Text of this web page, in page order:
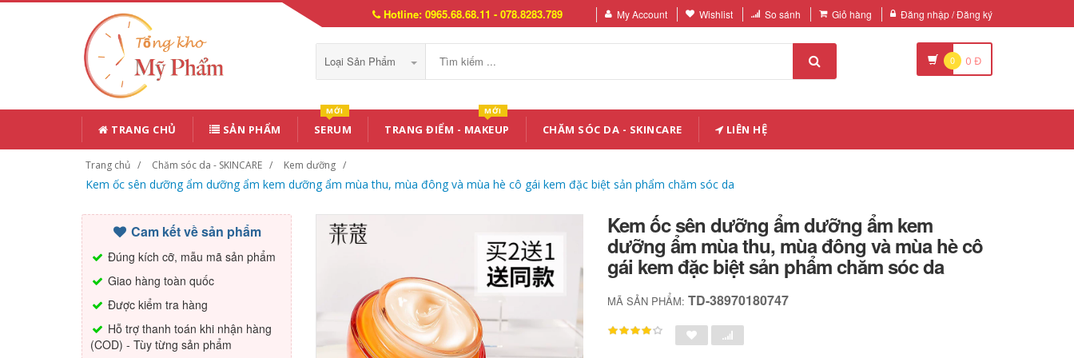
Hotline: 0965.68.68.11 - 078.8283.789 My Account Wishlist So sánh Giỏ hàng Đăng nhập / Đăng ký
Loại Sản Phẩm 0 0 Đ
TRANG CHỦ SẢN PHẨM SERUM
MỚI
TRANG ĐIỂM - MAKEUP
MỚI
CHĂM SÓC DA - SKINCARE LIÊN HỆ
Trang chủ Chăm sóc da - SKINCARE Kem dưỡng
Kem ốc sên dưỡng ẩm dưỡng ẩm kem dưỡng ẩm mùa thu, mùa đông và mùa hè cô gái kem đặc biệt sản phẩm chăm sóc da
Cam kết về sản phẩm
Đúng kích cỡ, mẫu mã sản phẩm
Giao hàng toàn quốc
Được kiểm tra hàng
Hỗ trợ thanh toán khi nhận hàng
(COD) - Tùy từng sản phẩm
Kem ốc sên dưỡng ẩm dưỡng ẩm kem
dưỡng ẩm mùa thu, mùa đông và mùa hè cô
gái kem đặc biệt sản phẩm chăm sóc da
MÃ SẢN PHẨM:TD-38970180747